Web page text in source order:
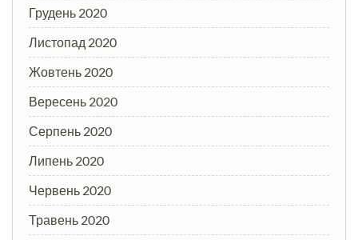
Грудень 2020
Листопад 2020
Жовтень 2020
Вересень 2020
Серпень 2020
Липень 2020
Червень 2020
Травень 2020